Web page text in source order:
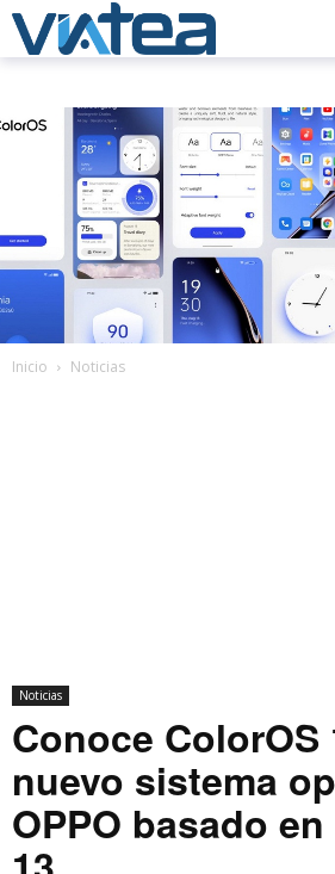
Inicio Noticias
Noticias
Conoce ColorOS
nuevo sistema
OPPO basado